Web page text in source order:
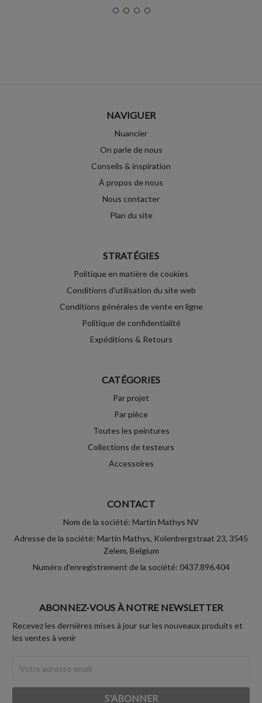
NAVIGUER
Nuancier
On parle de nous
Conseils & inspiration
À propos de nous
Nous contacter
Plan du site
STRATÉGIES
Politique en matière de cookies
Conditions d'utilisation du site web
Conditions générales de vente en ligne
Politique de confidentialité
Expéditions & Retours
CATÉGORIES
Par projet
Par pièce
Toutes les peintures
Collections de testeurs
Accessoires
CONTACT
Nom de la société: Martin Mathys NV
Adresse de la société: Martin Mathys, Kolenbergstraat 23, 3545
Zelem, Belgium
Numéro d'enregistrement de la société: 0437.896.404
ABONNEZ-VOUS À NOTRE NEWSLETTER
Recevez les dernières mises à jour sur les nouveaux produits et
les ventes à venir
Email